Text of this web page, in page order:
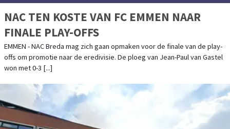
NAC TEN KOSTE VAN FC EMMEN NAAR
FINALE PLAY-OFFS
EMMEN - NAC Breda mag zich gaan opmaken voor de finale van de play-
offs om promotie naar de eredivisie. De ploeg van Jean-Paul van Gastel
won met 0-3 [...]